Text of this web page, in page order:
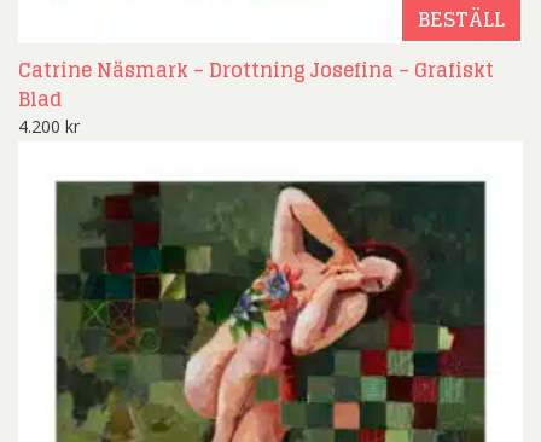
BESTÄLL
Catrine Näsmark – Drottning Josefina – Grafiskt
Blad
4.200 kr